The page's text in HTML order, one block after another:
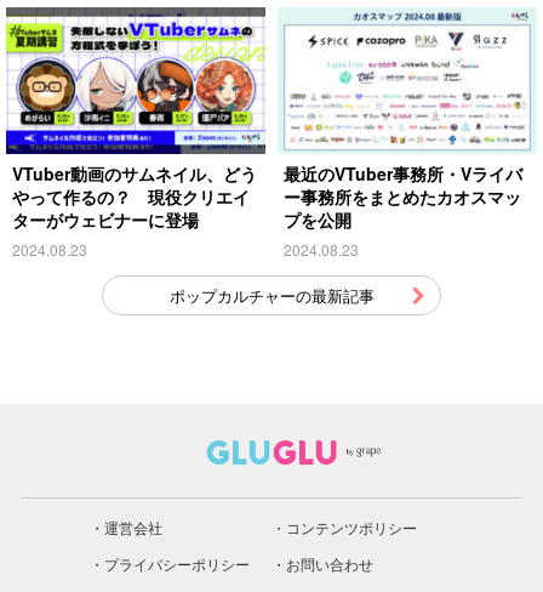
VTuber動画のサムネイル、どう
やって作るの？ 現役クリエイ
ターがウェビナーに登場
2024.08.23
最近のVTuber事務所・Vライバ
ー事務所をまとめたカオスマッ
プを公開
2024.08.23
ポップカルチャーの最新記事
運営会社
コンテンツポリシー
プライバシーポリシー
お問い合わせ